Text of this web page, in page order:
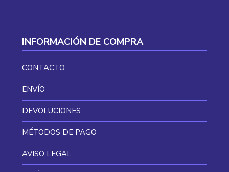
INFORMACIÓN DE COMPRA
CONTACTO
ENVÍO
DEVOLUCIONES
MÉTODOS DE PAGO
AVISO LEGAL